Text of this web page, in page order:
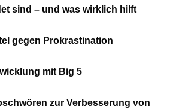
sind – und was wirklich hilft
gegen Prokrastination
mit Big 5
zur Verbesserung von